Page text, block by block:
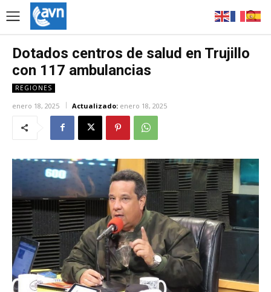
Dotados centros de salud en Trujillo
con 117 ambulancias
REGIONES
enero 18, 2025 Actualizado: enero 18, 2025